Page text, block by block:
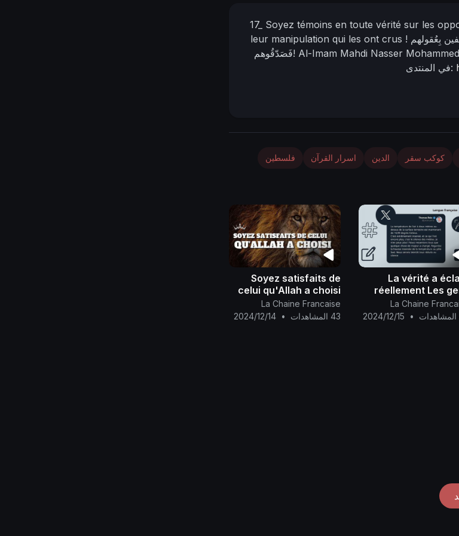
17_ Soyez témoins en toute vérité sur les
leur manipulation qui les ont crus ! بِعُقولهم
فَصَدّقُوهم! Al-Imam Mahdi Nasser
في المنتدى:
كوكب سقر الدين اسرار القرآن فلسطين
La vérité a
réellement Les
ressentir
La Chaine
•
2024/12/15
Soyez satisfaits de
celui qu'Allah a choisi
اِرتَضوا بِمَن اِختَاره الله ..
La Chaine Francaise
43 المشاهدات
•
2024/12/14